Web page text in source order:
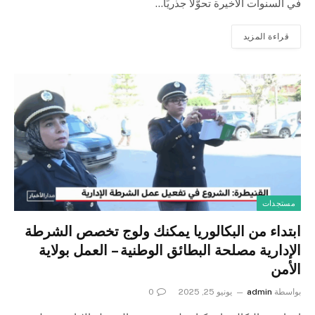
في السنوات الأخيرة تحوّلاً جذريًا…
قراءة المزيد
مستجدات
ابتداء من البكالوريا يمكنك ولوج تخصص الشرطة
الإدارية مصلحة البطائق الوطنية – العمل بولاية
الأمن
بواسطة admin يونيو 25, 2025 0